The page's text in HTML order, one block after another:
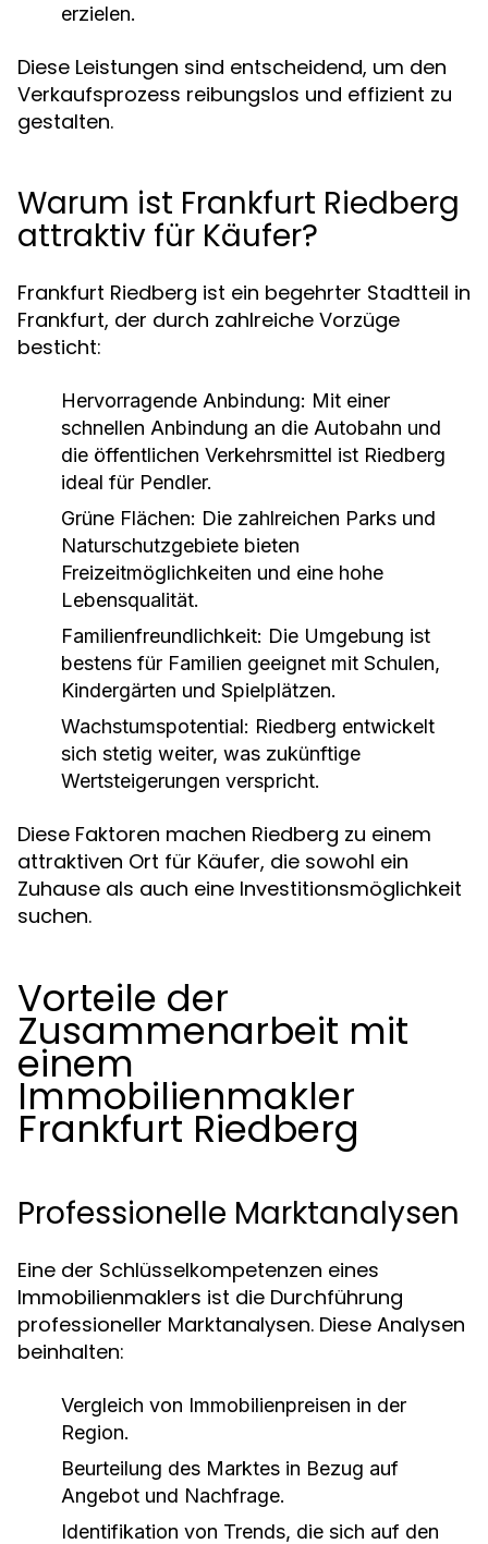
erzielen.
Diese Leistungen sind entscheidend, um den
Verkaufsprozess reibungslos und effizient zu
gestalten.
Warum ist Frankfurt Riedberg
attraktiv für Käufer?
Frankfurt Riedberg ist ein begehrter Stadtteil in
Frankfurt, der durch zahlreiche Vorzüge
besticht:
Hervorragende Anbindung: Mit einer
schnellen Anbindung an die Autobahn und
die öffentlichen Verkehrsmittel ist Riedberg
ideal für Pendler.
Grüne Flächen: Die zahlreichen Parks und
Naturschutzgebiete bieten
Freizeitmöglichkeiten und eine hohe
Lebensqualität.
Familienfreundlichkeit: Die Umgebung ist
bestens für Familien geeignet mit Schulen,
Kindergärten und Spielplätzen.
Wachstumspotential: Riedberg entwickelt
sich stetig weiter, was zukünftige
Wertsteigerungen verspricht.
Diese Faktoren machen Riedberg zu einem
attraktiven Ort für Käufer, die sowohl ein
Zuhause als auch eine Investitionsmöglichkeit
suchen.
Vorteile der
Zusammenarbeit mit
einem
Immobilienmakler
Frankfurt Riedberg
Professionelle Marktanalysen
Eine der Schlüsselkompetenzen eines
Immobilienmaklers ist die Durchführung
professioneller Marktanalysen. Diese Analysen
beinhalten:
Vergleich von Immobilienpreisen in der
Region.
Beurteilung des Marktes in Bezug auf
Angebot und Nachfrage.
Identifikation von Trends, die sich auf den